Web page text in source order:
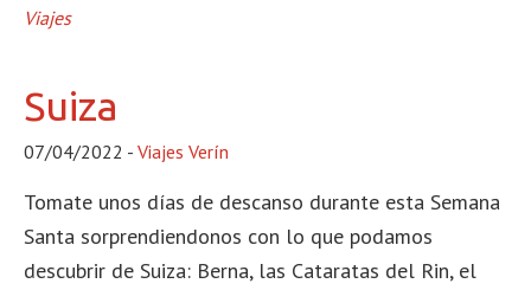
Viajes
Suiza
07/04/2022 - Viajes Verín
Tomate unos días de descanso durante esta Semana
Santa sorprendiendonos con lo que podamos
descubrir de Suiza: Berna, las Cataratas del Rin, el